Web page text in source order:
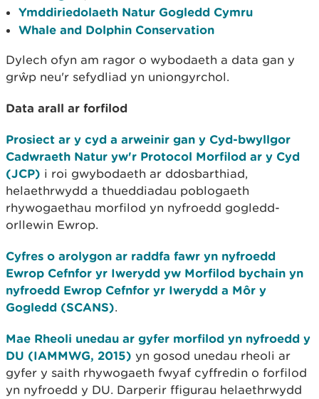
Ymddiriedolaeth Natur Gogledd Cymru
Whale and Dolphin Conservation
Dylech ofyn am ragor o wybodaeth a data gan y
grŵp neu'r sefydliad yn uniongyrchol.
Data arall ar forfilod
Prosiect ar y cyd a arweinir gan y Cyd-bwyllgor
Cadwraeth Natur yw'r Protocol Morfilod ar y Cyd
(JCP) i roi gwybodaeth ar ddosbarthiad,
helaethrwydd a thueddiadau poblogaeth
rhywogaethau morfilod yn nyfroedd gogledd-
orllewin Ewrop.
Cyfres o arolygon ar raddfa fawr yn nyfroedd
Ewrop Cefnfor yr Iwerydd yw Morfilod bychain yn
nyfroedd Ewrop Cefnfor yr Iwerydd a Môr y
Gogledd (SCANS).
Mae Rheoli unedau ar gyfer morfilod yn nyfroedd y
DU (IAMMWG, 2015) yn gosod unedau rheoli ar
gyfer y saith rhywogaeth fwyaf cyffredin o forfilod
yn nyfroedd y DU. Darperir ffigurau helaethrwydd